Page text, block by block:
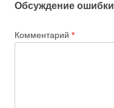
Обсуждение ошибки
Комментарий *